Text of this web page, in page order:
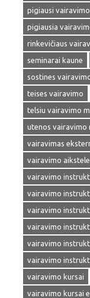
pigiausi
pigiausia
rinkevičiaus
seminarai kaune
sostines
teises vairavimo
telsiu vairavimo
utenos vairavimo
vairavimas
vairavimo
vairavimo
vairavimo
vairavimo
vairavimo
vairavimo
vairavimo
vairavimo kursai
vairavimo kursai